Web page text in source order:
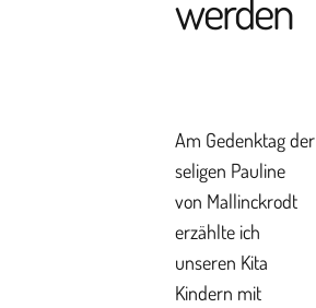
werden
Am Gedenktag der
seligen Pauline
von Mallinckrodt
erzählte ich
unseren Kita
Kindern mit